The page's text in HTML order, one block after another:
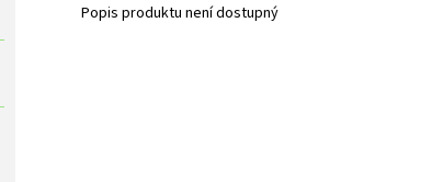
Popis produktu není dostupný